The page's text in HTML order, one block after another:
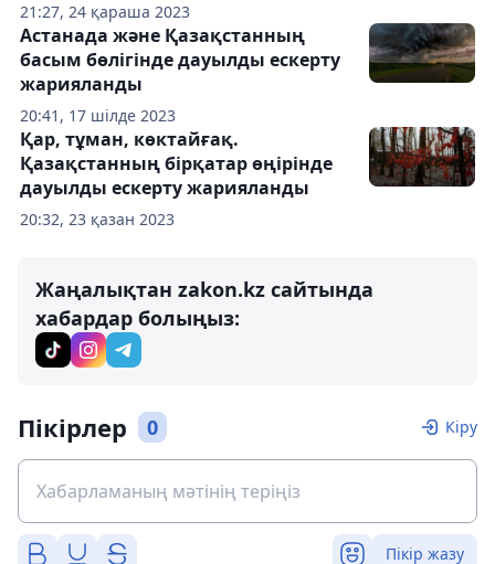
21:27, 24 қараша 2023
20:41, 17 шілде 2023
Астанада және Қазақстанның
басым бөлігінде дауылды ескерту
жарияланды
20:32, 23 қазан 2023
Қар, тұман, көктайғақ.
Қазақстанның бірқатар өңірінде
дауылды ескерту жарияланды
Жаңалықтан zakon.kz сайтында
хабардар болыңыз:
Пікірлер 0 Кіру
Пікір жазу